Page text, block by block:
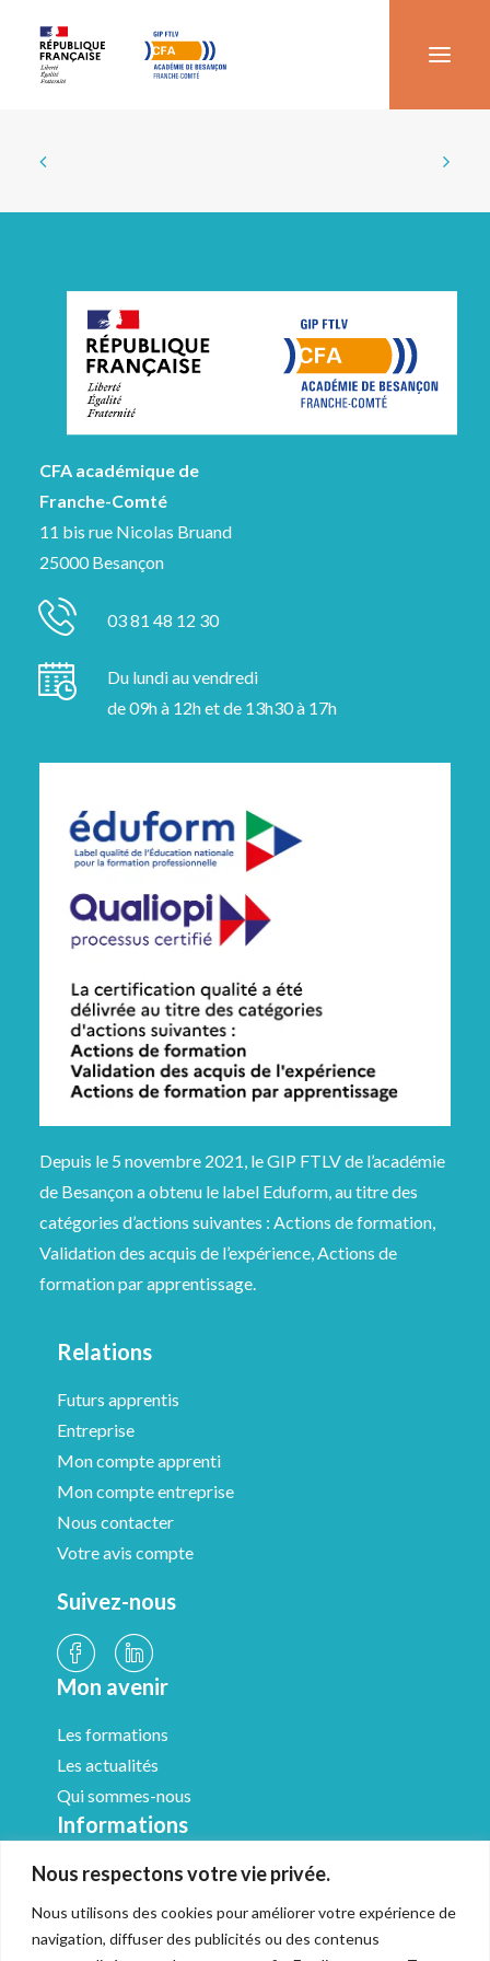
Nous respectons votre vie privée.
Nous utilisons des cookies pour améliorer votre expérience de
navigation, diffuser des publicités ou des contenus
RECHERCHER UNE FORMATION
FUTURS APPRENTIS
LE CFA ACADÉMIQUE
LES ACTUALITÉS & ÉVÉNEMENTS
NOUS CONTACTER
CFA académique de
Franche-Comté
11 bis rue Nicolas Bruand
25000 Besançon
03 81 48 12 30
Du lundi au vendredi
de 09h à 12h et de 13h30 à 17h
Depuis le 5 novembre 2021, le GIP FTLV de l’académie
de Besançon a obtenu le label Eduform, au titre des
catégories d’actions suivantes : Actions de formation,
Validation des acquis de l’expérience, Actions de
formation par apprentissage.
Relations
Futurs apprentis
Entreprise
Mon compte apprenti
Mon compte entreprise
Nous contacter
Votre avis compte
Suivez-nous
Mon avenir
Les formations
Les actualités
Qui sommes-nous
Informations
Médiathèque
Mentions légales
CGV & Médiation